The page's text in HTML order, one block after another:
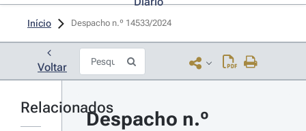
Início Despacho n.º 14533/2024
Voltar
Relacionados
Despacho n.º